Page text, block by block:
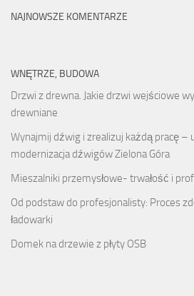
NAJNOWSZE KOMENTARZE
WNĘTRZE, BUDOWA
Drzwi z drewna. Jakie drzwi wejściowe
drewniane
Wynajmij dźwig i zrealizuj każdą pracę –
modernizacja dźwigów Zielona Góra
Mieszalniki przemysłowe- trwałość i
Od podstaw do profesjonalisty: Proces
ładowarki
Domek na drzewie z płyty OSB